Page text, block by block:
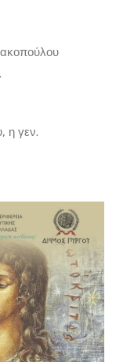
η γεν.